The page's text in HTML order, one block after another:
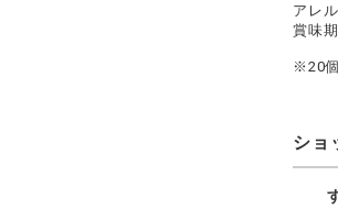
アレ
賞味
※20
ショ